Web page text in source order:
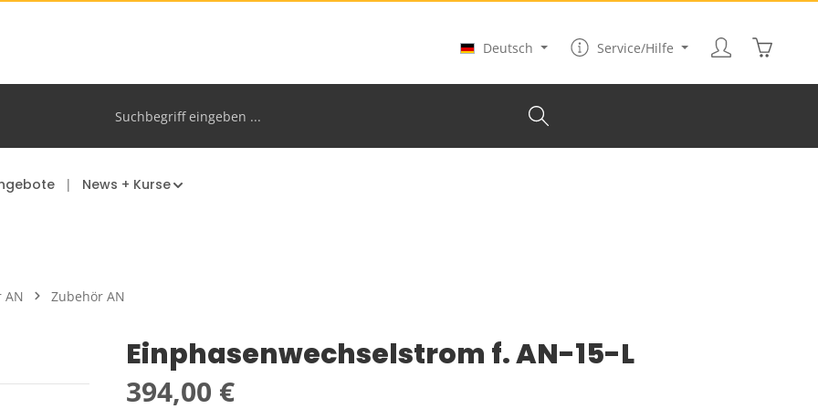
Deutsch
Service/Hilfe
News + Kurse
AN Zubehör AN
Einphasenwechselstrom f. AN-15-L
Regulärer Preis:
394,00 €